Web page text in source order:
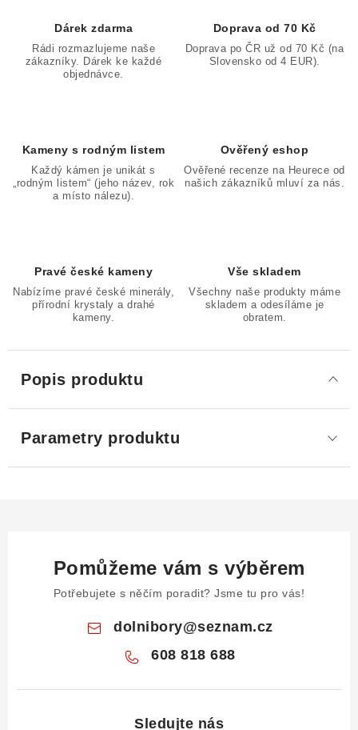
Dárek zdarma
Rádi rozmazlujeme naše
zákazníky. Dárek ke každé
objednávce.
Doprava od 70 Kč
Doprava po ČR už od 70 Kč (na
Slovensko od 4 EUR).
Kameny s rodným listem
Každý kámen je unikát s
„rodným listem“ (jeho název, rok
a místo nálezu).
Ověřený eshop
Ověřené recenze na Heurece od
našich zákazníků mluví za nás.
Pravé české kameny
Nabízíme pravé české minerály,
přírodní krystaly a drahé
kameny.
Vše skladem
Všechny naše produkty máme
skladem a odesíláme je
obratem.
Popis produktu
Parametry produktu
Pomůžeme vám s výběrem
Potřebujete s něčím poradit? Jsme tu pro vás!
dolnibory@seznam.cz
608 818 688